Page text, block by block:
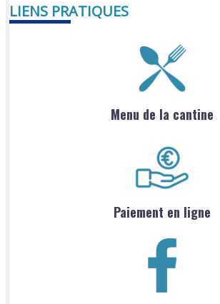
LIENS PRATIQUES
Menu de la cantine
Paiement en ligne